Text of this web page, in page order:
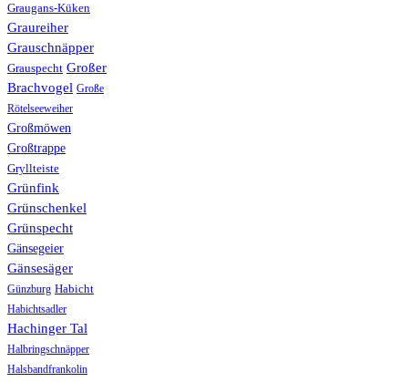
Graugans-Küken
Graureiher
Grauschnäpper
Grauspecht Großer
Brachvogel Große
Rötelseeweiher
Großmöwen
Großtrappe
Gryllteiste
Grünfink
Grünschenkel
Grünspecht
Gänsegeier
Gänsesäger
Günzburg Habicht
Habichtsadler
Hachinger Tal
Halbringschnäpper
Halsbandfrankolin